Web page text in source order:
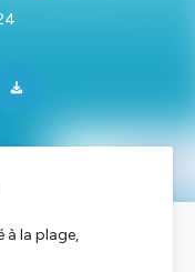
à la plage,